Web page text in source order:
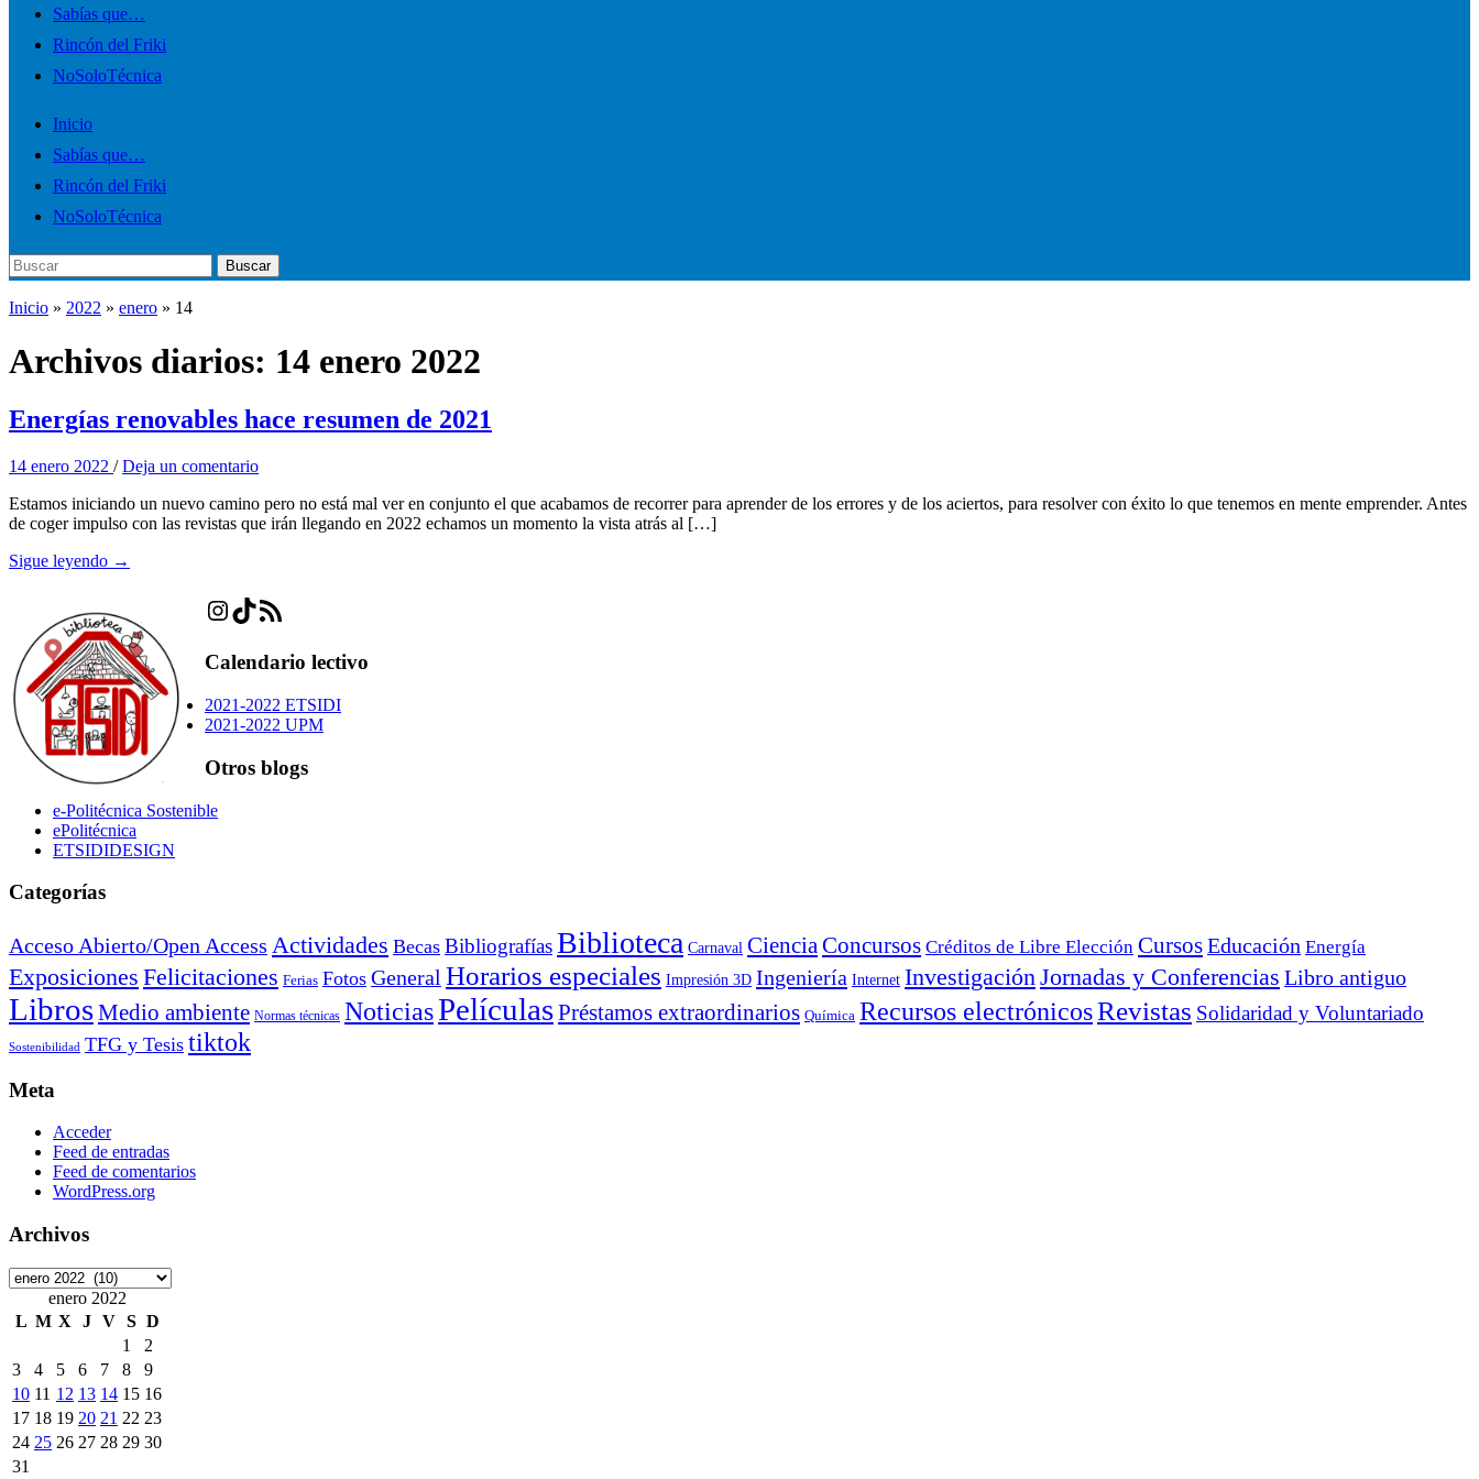
menú
móvil
Sabías que…
Rincón del Friki
NoSoloTécnica
Inicio
Sabías que…
Rincón del Friki
NoSoloTécnica
Buscar: Buscar
Inicio » 2022 » enero » 14
Archivos diarios: 14 enero 2022
Energías renovables hace resumen de 2021
14 enero 2022 /Deja un comentario
Estamos iniciando un nuevo camino pero no está mal ver en conjunto el que acabamos de recorrer para aprender de los errores y de los aciertos, para resolver con éxito lo que tenemos en mente emprender. Antes
de coger impulso con las revistas que irán llegando en 2022 echamos un momento la vista atrás al […]
Sigue leyendo →
Instagram
TikTok
Feed RSS
Calendario lectivo
2021-2022 ETSIDI
2021-2022 UPM
Otros blogs
e-Politécnica Sostenible
ePolitécnica
ETSIDIDESIGN
Categorías
Acceso Abierto/Open Access Actividades Becas BibliografíasBiblioteca Carnaval CienciaConcursos Créditos de Libre Elección CursosEducación Energía
Exposiciones Felicitaciones Ferias Fotos General Horarios especiales Impresión 3D Ingeniería Internet Investigación Jornadas y Conferencias Libro antiguo
LibrosMedio ambiente Normas técnicas NoticiasPelículasPréstamos extraordinarios Química Recursos electrónicosRevistas Solidaridad y Voluntariado
Sostenibilidad TFG y Tesis tiktok
Meta
Acceder
Feed de entradas
Feed de comentarios
WordPress.org
Archivos
Archivos
enero 2022
L M X J V S D
1
2
3
4 5 6 7 8
9
10 11 12 13 14 15 16
17 18 19 20 21 22 23
24 25 26 27 28 29 30
31